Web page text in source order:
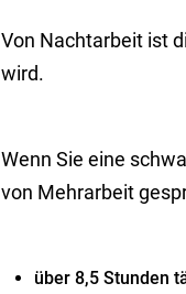
Von Nachtarbeit ist
wird.
Wenn Sie eine
von Mehrarbeit
über 8,5 Stunden